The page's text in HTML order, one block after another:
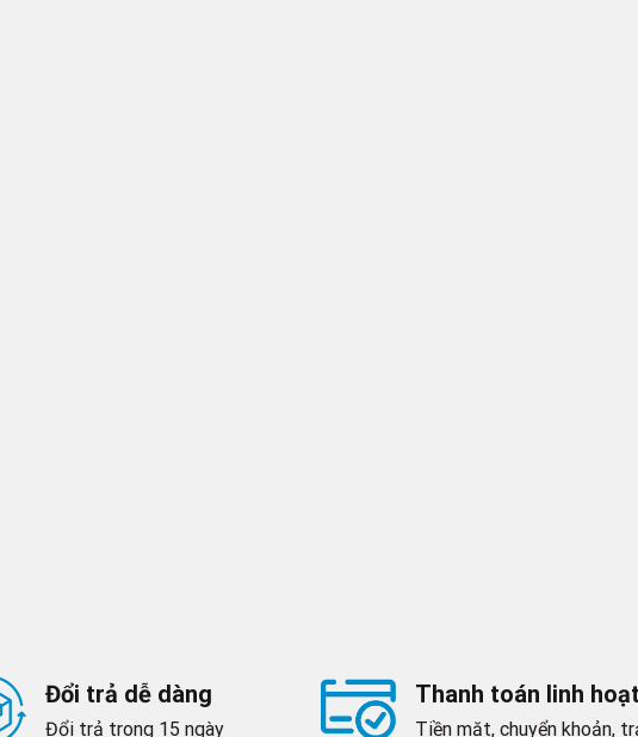
Đổi trả dễ dàng
Đổi trả trong 15 ngày
Thanh toán linh
Tiền mặt, chuyển khoản,